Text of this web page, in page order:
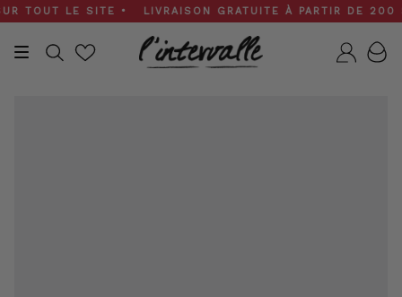
Skip
to
content
LE SITE • LIVRAISON GRATUITE À PARTIR DE 200
Recherche